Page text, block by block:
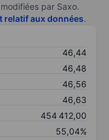
par Saxo.
relatif aux données.
46,44
46,48
46,56
46,63
454 412,00
55,04%